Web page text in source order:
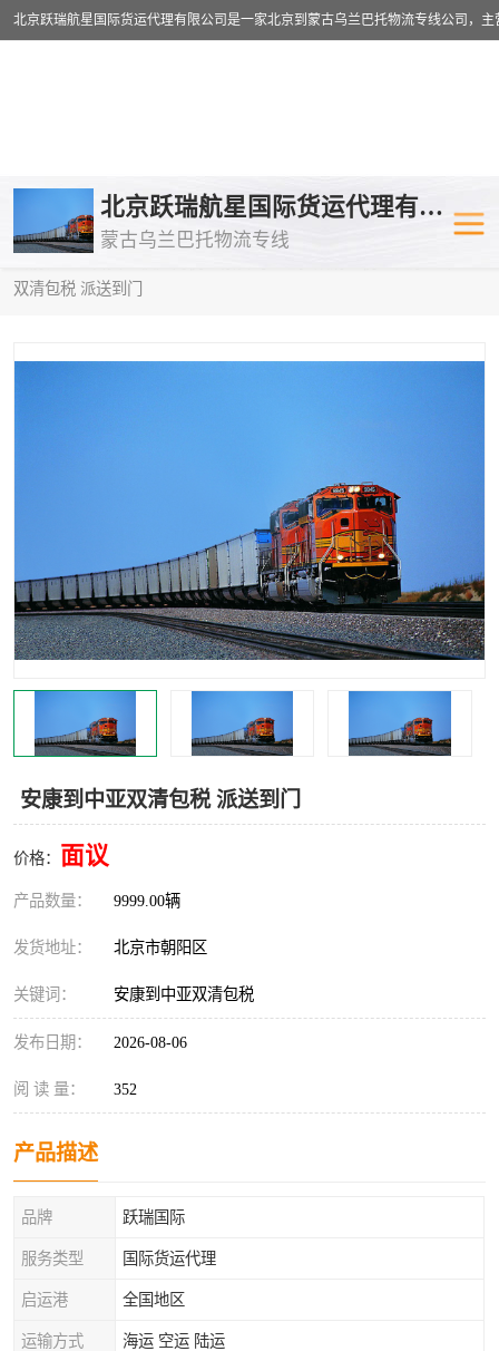
北京跃瑞航星国际货运代理有限公司
蒙古乌兰巴托物流专线
双清包税 派送到门
安康到中亚双清包税 派送到门
价格： 面议
产品数量： 9999.00辆
发货地址： 北京市朝阳区
关键词： 安康到中亚双清包税
发布日期： 2026-08-06
阅 读 量： 352
产品描述
品牌 跃瑞国际
服务类型 国际货运代理
启运港 全国地区
运输方式 海运 空运 陆运
乌兰巴托物流专线 乌兰巴托铁
乌兰巴托公路运输
中欧班列
蒙古乌兰巴托双清包税 蒙古乌兰巴